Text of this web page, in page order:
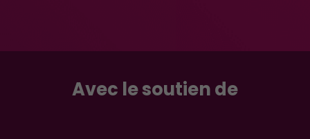
Avec le soutien de